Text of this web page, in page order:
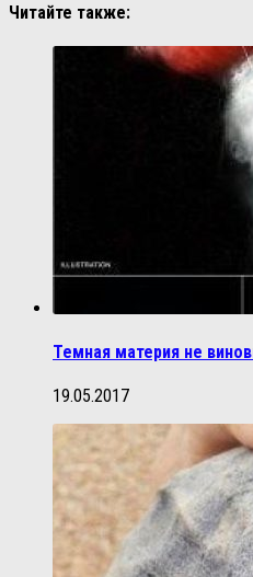
Читайте также:
Темная материя не
19.05.2017